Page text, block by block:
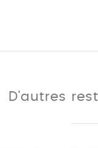
D'autres